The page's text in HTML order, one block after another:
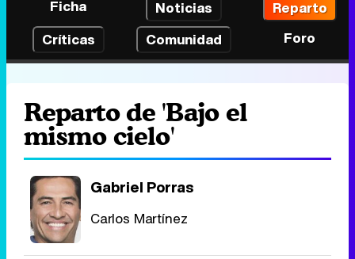
Ficha Noticias
Reparto
Críticas
Comunidad Foro
Reparto de 'Bajo el
mismo cielo'
Gabriel Porras
Carlos Martínez